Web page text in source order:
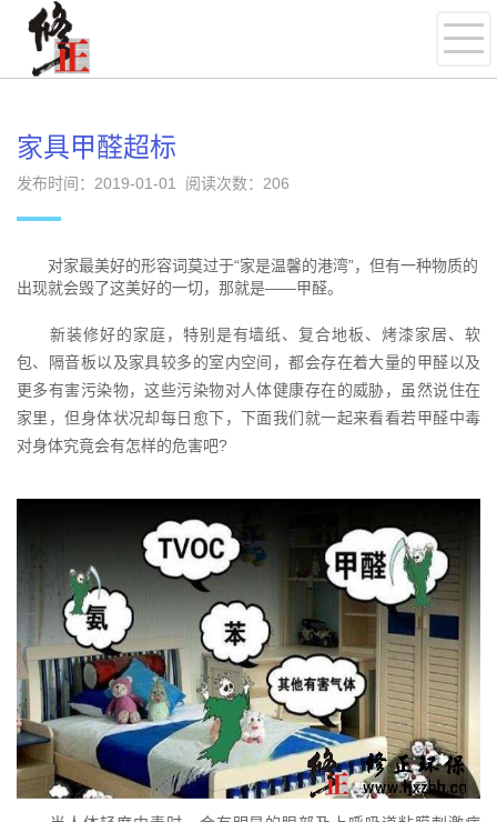
家具甲醛超标
发布时间：2019-01-01 阅读次数： 206
对家最美好的形容词莫过于“家是温馨的港湾”，但有一种物质的
出现就会毁了这美好的一切，那就是——甲醛。
新装修好的家庭，特别是有墙纸、复合地板、烤漆家居、软
包、隔音板以及家具较多的室内空间，都会存在着大量的甲醛以及
更多有害污染物，这些污染物对人体健康存在的威胁，虽然说住在
家里，但身体状况却每日愈下，下面我们就一起来看看若甲醛中毒
对身体究竟会有怎样的危害吧?